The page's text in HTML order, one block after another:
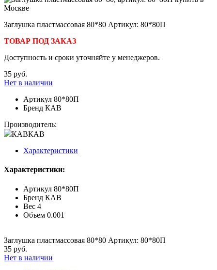
Заглушка пластмассовая 80*80 Артикул: 80*80П
ТОВАР ПОД ЗАКАЗ
Доступность и сроки уточняйте у менеджеров.
35 руб.
Нет в наличии
Артикул 80*80П
Бренд КАВ
Производитель:
КАВКАВ
Характеристики
Характеристики:
Артикул 80*80П
Бренд КАВ
Вес 4
Объем 0.001
Заглушка пластмассовая 80*80 Артикул: 80*80П
35 руб.
Нет в наличии